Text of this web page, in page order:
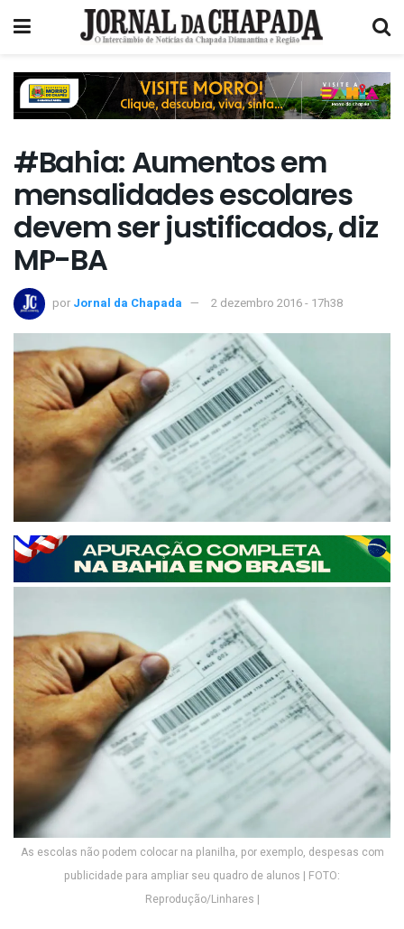
#Bahia: Aumentos em
mensalidades escolares
devem ser justificados, diz
MP-BA
por Jornal da Chapada 2 dezembro 2016 - 17h38
As escolas não podem colocar na planilha, por exemplo, despesas com
publicidade para ampliar seu quadro de alunos | FOTO:
Reprodução/Linhares |